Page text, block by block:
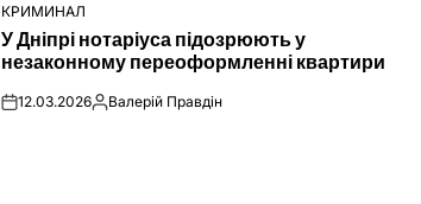
ОПУБЛІКУВАТИ
У
КРИМИНАЛ
У Дніпрі нотаріуса підозрюють у
незаконному переоформленні квартири
on12.03.2026Опубліковано
Валерій Правдін